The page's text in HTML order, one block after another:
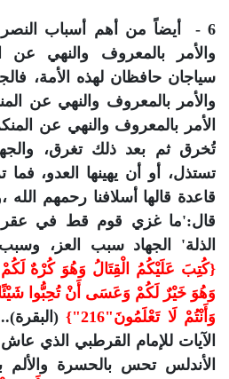
6 - أيضاً من أهم أسباب
والأمر بالمعروف والنهي عن
سياجان حافظان لهذه الأمة،
والأمر بالمعروف والنهي عن
الأمر بالمعروف والنهي عن
تُخرق ثم بعد ذلك تغرق،
تستذل، أو أن يهينها العدو، فما
قاعدة قالها أسلافنا رحمهم
قال:'ما غزي قوم قط في عقر
الذلة' الجهاد سبب العز،
{كُتِبَ عَلَيْكُمُ الْقِتَالُ وَهُوَ كُرْهٌ
وَهُوَ خَيْرٌ لَكُمْ وَعَسَى أَنْ تُحِبُّوا
وَأَنْتُمْ لَا تَعْلَمُونَ"216"}
الآيات للإمام القرطبي الذي
الأندلس تحس بالحسرة والألم